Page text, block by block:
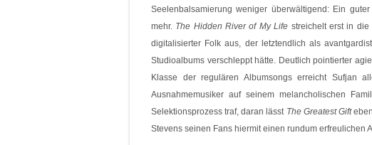
Seelenbalsamierung weniger überwältigend: Ein
mehr. The Hidden River of My Life streichelt erst in
digitalisierter Folk aus, der letztendlich als
Studioalbums verschleppt hätte. Deutlich pointierter
Klasse der regulären Albumsongs erreicht Sufjan
Ausnahmemusiker auf seinem melancholischen
Selektionsprozess traf, daran lässt The Greatest Gift
Stevens seinen Fans hiermit einen rundum erfreulichen